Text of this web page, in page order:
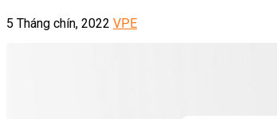
5 Tháng chín, 2022 VPE